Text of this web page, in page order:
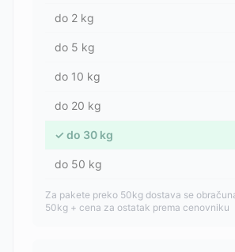
do 2 kg
do 5 kg
do 10 kg
do 20 kg
✓ do 30 kg
do 50 kg
Za pakete preko 50kg dostava se
50kg + cena za ostatak prema cenovniku